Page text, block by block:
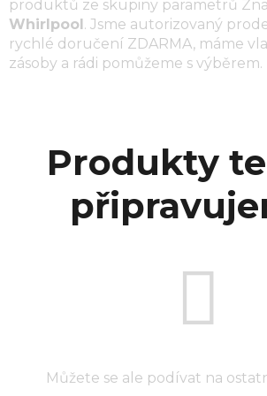
produktů ze skupiny parametrů
Whirlpool. Jsme autorizovaný
rychlé doručení ZDARMA, máme
zásoby a rádi pomůžeme s výběrem.
Produkty
Můžete se ale podívat na